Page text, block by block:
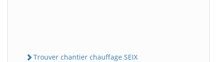
Trouver chantier chauffage SEIX